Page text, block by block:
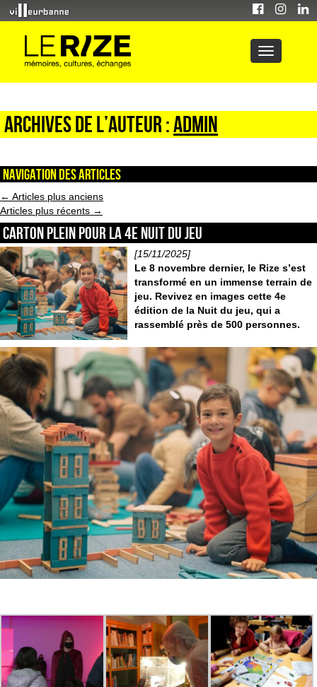
Archives de l’auteur :admin
Navigation des articles
← Articles plus anciens
Articles plus récents →
Carton plein pour la 4e Nuit du jeu
[15/11/2025]
Le 8 novembre dernier, le Rize s’est
transformé en un immense terrain de
jeu. Revivez en images cette 4e
édition de la Nuit du jeu, qui a
rassemblé près de 500 personnes.